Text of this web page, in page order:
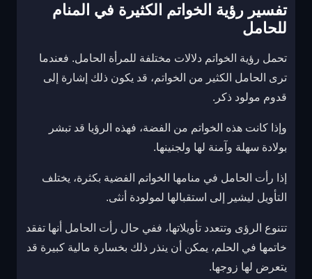
تفسير رؤية الخواتم الكثيرة في المنام
للحامل
تحمل رؤية الخواتم دلالات مختلفة للمرأة الحامل. فعندما
ترى الحامل الكثير من الخواتم، قد يكون ذلك إشارة إلى
قدوم مولود ذكر.
وإذا كانت هذه الخواتم من الفضة، فهذه الرؤيا قد تبشر
بولادة سهلة وآمنة لها ولجنينها.
إذا رأت الحامل في منامها الخواتم الفضية بكثرة، يختلف
التأويل ليشير إلى استقبالها لمولودة أنثى.
تتنوع الرؤى وتتعدد تأويلاتها، ففي حال رأت الحامل أنها تفقد
خاتمها في الحلم، يمكن أن ينذر ذلك بخسارة مالية كبيرة قد
يتعرض لها زوجها.